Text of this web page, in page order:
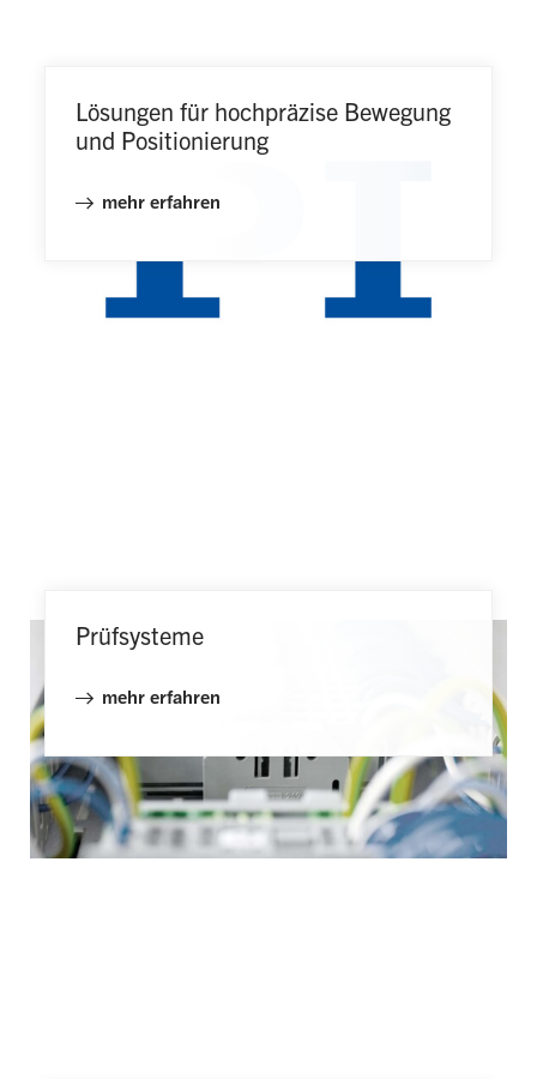
Lösungen für hochpräzise Bewegung
und Positionierung
mehr erfahren
Prüfsysteme
mehr erfahren